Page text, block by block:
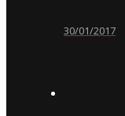
30/01/2017